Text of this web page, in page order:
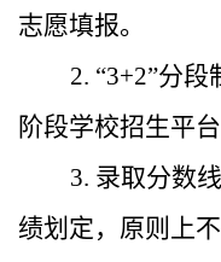
志愿填报。
2. “3+2”分
阶段学校招生平
3. 录取分数
绩划定，原则上